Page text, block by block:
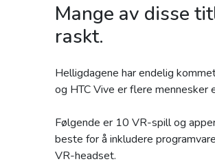
Mange av disse
raskt.
Helligdagene har endelig
og HTC Vive er flere mennesker
Følgende er 10 VR-spill og
beste for å inkludere
VR-headset.